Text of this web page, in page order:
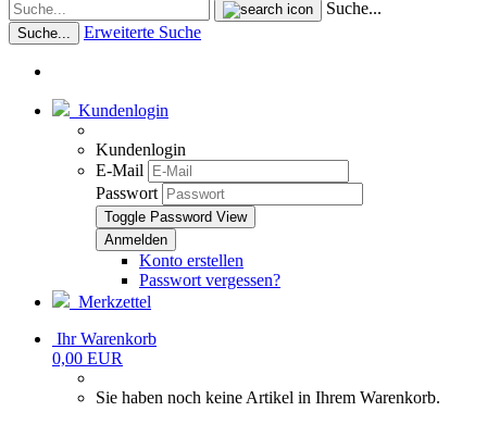
Suche...
Suche... Erweiterte Suche
Kundenlogin
Kundenlogin
E-Mail
Passwort
Toggle Password View
Konto erstellen
Passwort vergessen?
Merkzettel
Ihr Warenkorb
0,00 EUR
Sie haben noch keine Artikel in Ihrem Warenkorb.